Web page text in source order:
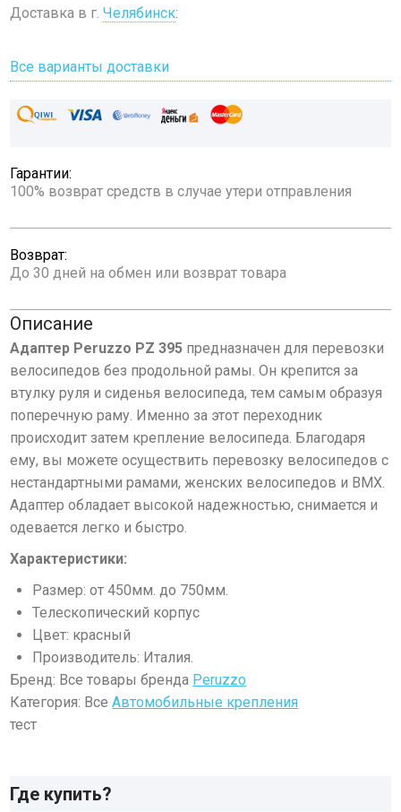
Доставка в г.Челябинск:
Все варианты доставки
Гарантии:
100% возврат средств в случае утери отправления
Возврат:
До 30 дней на обмен или возврат товара
Описание
Адаптер Peruzzo PZ 395 предназначен для перевозки
велосипедов без продольной рамы. Он крепится за
втулку руля и сиденья велосипеда, тем самым образуя
поперечную раму. Именно за этот переходник
происходит затем крепление велосипеда. Благодаря
ему, вы можете осуществить перевозку велосипедов с
нестандартными рамами, женских велосипедов и ВМХ.
Адаптер обладает высокой надежностью, снимается и
одевается легко и быстро.
Характеристики:
Размер: от 450мм. до 750мм.
Телескопический корпус
Цвет: красный
Производитель: Италия.
Бренд: Все товары бренда Peruzzo
Категория: ВсеАвтомобильные крепления
тест
Где купить?